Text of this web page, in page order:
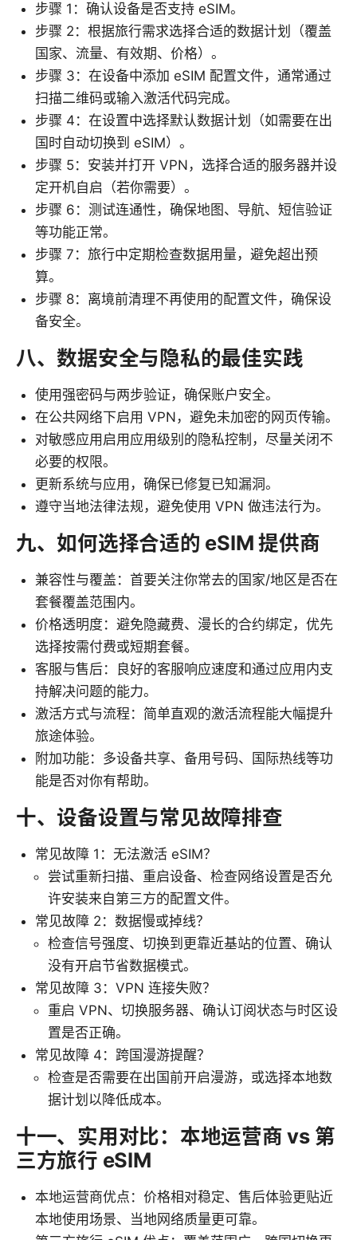
步骤 1：确认设备是否支持 eSIM。
步骤 2：根据旅行需求选择合适的数据计划（覆盖
国家、流量、有效期、价格）。
步骤 3：在设备中添加 eSIM 配置文件，通常通过
扫描二维码或输入激活代码完成。
步骤 4：在设置中选择默认数据计划（如需要在出
国时自动切换到 eSIM）。
步骤 5：安装并打开 VPN，选择合适的服务器并设
定开机自启（若你需要）。
步骤 6：测试连通性，确保地图、导航、短信验证
等功能正常。
步骤 7：旅行中定期检查数据用量，避免超出预
算。
步骤 8：离境前清理不再使用的配置文件，确保设
备安全。
八、数据安全与隐私的最佳实践
使用强密码与两步验证，确保账户安全。
在公共网络下启用 VPN，避免未加密的网页传输。
对敏感应用启用应用级别的隐私控制，尽量关闭不
必要的权限。
更新系统与应用，确保已修复已知漏洞。
遵守当地法律法规，避免使用 VPN 做违法行为。
九、如何选择合适的 eSIM 提供商
兼容性与覆盖：首要关注你常去的国家/地区是否在
套餐覆盖范围内。
价格透明度：避免隐藏费、漫长的合约绑定，优先
选择按需付费或短期套餐。
客服与售后：良好的客服响应速度和通过应用内支
持解决问题的能力。
激活方式与流程：简单直观的激活流程能大幅提升
旅途体验。
附加功能：多设备共享、备用号码、国际热线等功
能是否对你有帮助。
十、设备设置与常见故障排查
常见故障 1：无法激活 eSIM？
尝试重新扫描、重启设备、检查网络设置是否允
许安装来自第三方的配置文件。
常见故障 2：数据慢或掉线？
检查信号强度、切换到更靠近基站的位置、确认
没有开启节省数据模式。
常见故障 3：VPN 连接失败？
重启 VPN、切换服务器、确认订阅状态与时区设
置是否正确。
常见故障 4：跨国漫游提醒？
检查是否需要在出国前开启漫游，或选择本地数
据计划以降低成本。
十一、实用对比：本地运营商 vs 第
三方旅行 eSIM
本地运营商优点：价格相对稳定、售后体验更贴近
本地使用场景、当地网络质量更可靠。